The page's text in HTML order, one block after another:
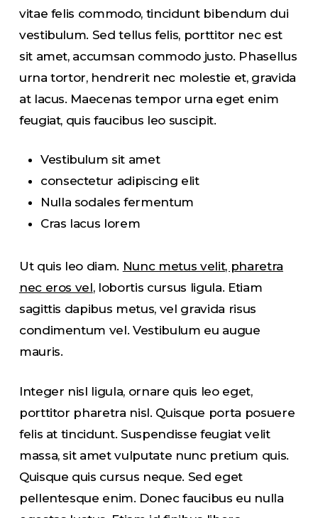
vitae felis commodo, tincidunt bibendum dui
vestibulum. Sed tellus felis, porttitor nec est
sit amet, accumsan commodo justo. Phasellus
urna tortor, hendrerit nec molestie et, gravida
at lacus. Maecenas tempor urna eget enim
feugiat, quis faucibus leo suscipit.
Vestibulum sit amet
consectetur adipiscing elit
Nulla sodales fermentum
Cras lacus lorem
Ut quis leo diam. Nunc metus velit, pharetra
nec eros vel, lobortis cursus ligula. Etiam
sagittis dapibus metus, vel gravida risus
condimentum vel. Vestibulum eu augue
mauris.
Integer nisl ligula, ornare quis leo eget,
porttitor pharetra nisl. Quisque porta posuere
felis at tincidunt. Suspendisse feugiat velit
massa, sit amet vulputate nunc pretium quis.
Quisque quis cursus neque. Sed eget
pellentesque enim. Donec faucibus eu nulla